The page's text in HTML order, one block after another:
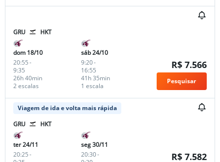
GRU HKT
dom 18/10
20:55-
9:35
2 escalas
26h 40min
sáb 24/10
9:20-
16:55
1 escala
41h 35min
R$ 7.566
Pesquisar
Viagem de ida e volta mais rápida
GRU
HKT
ter 24/11
20:25-
seg 30/11
20:30-
R$ 7.582